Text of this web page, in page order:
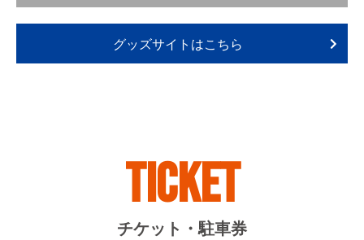
グッズサイトはこちら
TICKET
チケット・駐車券